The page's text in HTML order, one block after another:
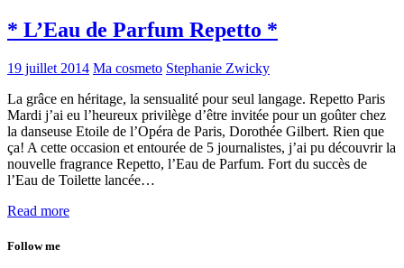
* L’Eau de Parfum Repetto *
19 juillet 2014 Ma cosmeto Stephanie Zwicky
La grâce en héritage, la sensualité pour seul langage. Repetto Paris
Mardi j’ai eu l’heureux privilège d’être invitée pour un goûter chez
la danseuse Etoile de l’Opéra de Paris, Dorothée Gilbert. Rien que
ça! A cette occasion et entourée de 5 journalistes, j’ai pu découvrir la
nouvelle fragrance Repetto, l’Eau de Parfum. Fort du succès de
l’Eau de Toilette lancée…
Read more
Follow me